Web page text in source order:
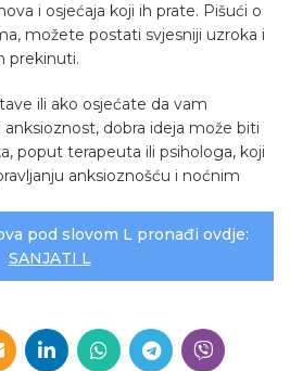
i osjećaja koji ih prate. Pišući o
možete postati svjesniji uzroka i
prekinuti.
ili ako osjećate da vam
dobra ideja može biti
poput terapeuta ili psihologa, koji
anksioznošću i noćnim
pod slovom L pronađi ovdje:
SANJATI L